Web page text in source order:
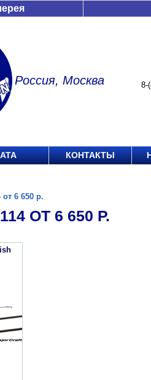
Россия, Москва 8-
КОНТАКТЫ
6 650 р.
ОТ 6 650 Р.